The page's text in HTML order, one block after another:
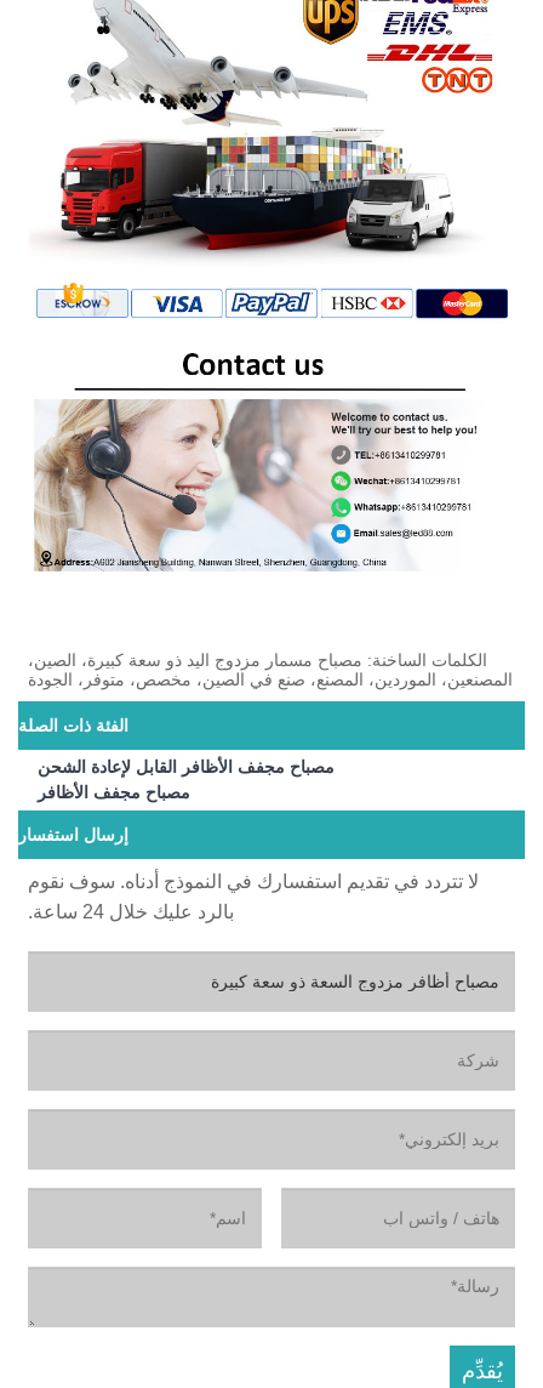
الكلمات الساخنة: مصباح مسمار مزدوج اليد ذو سعة كبيرة، الصين،
المصنعين، الموردين، المصنع، صنع في الصين، مخصص، متوفر، الجودة
الفئة ذات الصلة
مصباح مجفف الأظافر القابل لإعادة الشحن
مصباح مجفف الأظافر
إرسال استفسار
لا تتردد في تقديم استفسارك في النموذج أدناه. سوف نقوم
بالرد عليك خلال 24 ساعة.